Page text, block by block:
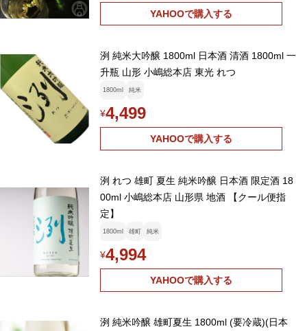
YAHOOで購入する
洌 純米大吟醸 1800ml 日本酒 清酒 1800ml 一
升瓶 山形 小嶋総本店 東光 れつ
1800ml 純米
¥4,499
YAHOOで購入する
洌 れつ 雄町 夏生 純米吟醸 日本酒 限定酒 18
00ml 小嶋総本店 山形県 地酒 【クール便指
定】
1800ml 雄町 純米
¥4,994
YAHOOで購入する
洌 純米吟醸 雄町夏生 1800ml (要冷蔵)(日本